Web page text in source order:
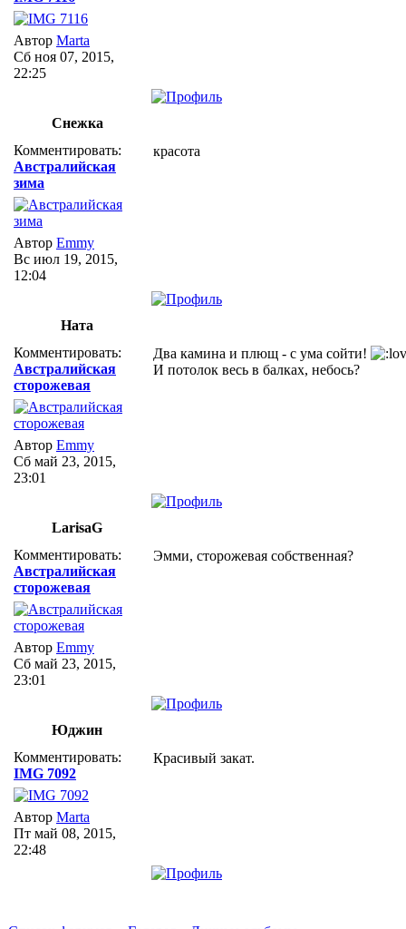
Автор Marta
Сб ноя 07, 2015,
22:25
Снежка
Комментировать:
Австралийская
зима
Автор Emmy
Вс июл 19, 2015,
12:04
красота
Ната
Комментировать:
Австралийская
сторожевая
Автор Emmy
Сб май 23, 2015,
23:01
Два камина и плющ - с ума сойти!
И потолок весь в балках, небось?
LarisaG
Комментировать:
Австралийская
сторожевая
Автор Emmy
Сб май 23, 2015,
23:01
Эмми, сторожевая собственная?
Юджин
Комментировать:
IMG 7092
Автор Marta
Пт май 08, 2015,
22:48
Красивый закат.